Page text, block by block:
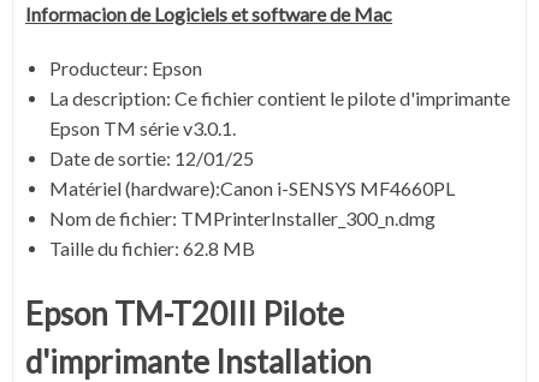
Informacion de Logiciels et software de Mac
Producteur: Epson
La description: Ce fichier contient le pilote d'imprimante
Epson TM série v3.0.1.
Date de sortie: 12/01/25
Matériel (hardware):Canon i-SENSYS MF4660PL
Nom de fichier: TMPrinterInstaller_300_n.dmg
Taille du fichier: 62.8 MB
Epson TM-T20III Pilote
d'imprimante Installation